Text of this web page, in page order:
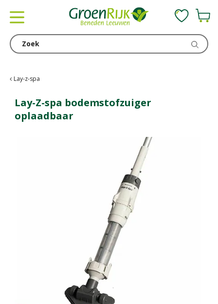
Lay-z-spa
Lay-Z-spa bodemstofzuiger
oplaadbaar